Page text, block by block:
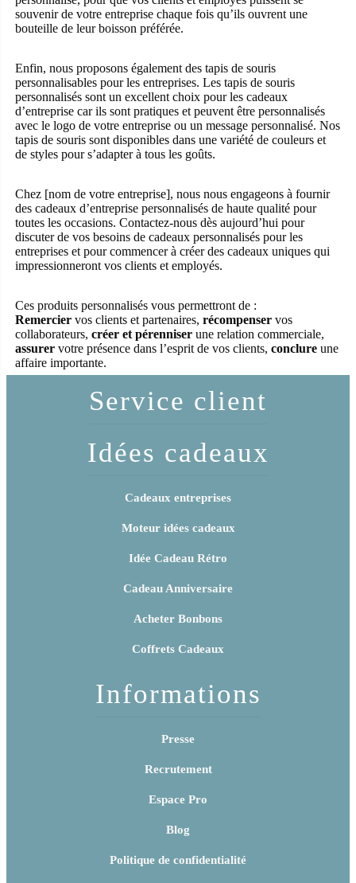
souvenir de votre entreprise chaque fois qu’ils ouvrent une
bouteille de leur boisson préférée.
Enfin, nous proposons également des tapis de souris
personnalisables pour les entreprises. Les tapis de souris
personnalisés sont un excellent choix pour les cadeaux
d’entreprise car ils sont pratiques et peuvent être personnalisés
avec le logo de votre entreprise ou un message personnalisé. Nos
tapis de souris sont disponibles dans une variété de couleurs et
de styles pour s’adapter à tous les goûts.
Chez [nom de votre entreprise], nous nous engageons à fournir
des cadeaux d’entreprise personnalisés de haute qualité pour
toutes les occasions. Contactez-nous dès aujourd’hui pour
discuter de vos besoins de cadeaux personnalisés pour les
entreprises et pour commencer à créer des cadeaux uniques qui
impressionneront vos clients et employés.
Ces produits personnalisés vous permettront de :
Remercier vos clients et partenaires,récompenser vos
collaborateurs,créer et pérenniser une relation commerciale,
assurer votre présence dans l’esprit de vos clients,conclure une
affaire importante.
Service client
Idées cadeaux
Cadeaux entreprises
Moteur idées cadeaux
Idée Cadeau Rétro
Cadeau Anniversaire
Acheter Bonbons
Coffrets Cadeaux
Informations
Presse
Recrutement
Espace Pro
Blog
Politique de confidentialité